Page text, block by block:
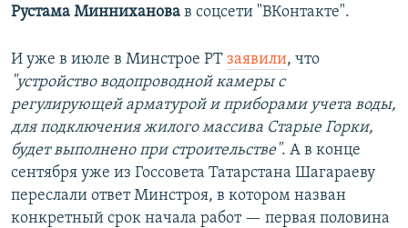
Рустама Минниханова в соцсети "ВКонтакте".
И уже в июле в Минстрое РТ заявили, что
"устройство водопроводной камеры с
регулирующей арматурой и приборами учета воды,
для подключения жилого массива Старые Горки,
будет выполнено при строительстве". А в конце
сентября уже из Госсовета Татарстана Шагараеву
переслали ответ Минстроя, в котором назван
конкретный срок начала работ — первая половина